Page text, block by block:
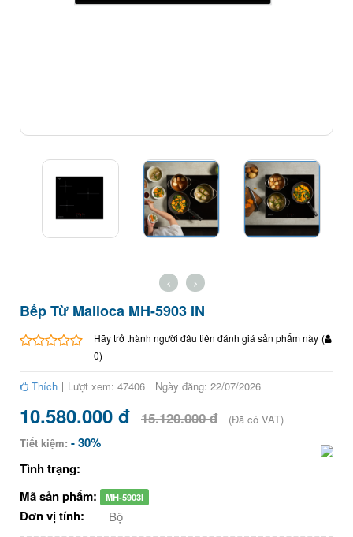
Bếp Từ Malloca MH-5903 IN
Hãy trở thành người đầu tiên đánh giá sản phẩm này (
0)
Thích Lượt xem: 47406 Ngày đăng: 22/07/2026
10.580.000 đ 15.120.000 đ
(Đã có VAT)
Tiết kiệm: - 30%
Tình trạng:
Mã sản phẩm:
MH-5903I
Đơn vị tính: Bộ